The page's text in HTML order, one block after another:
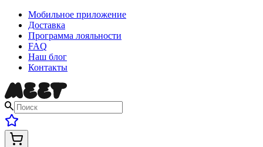
Мобильное приложение
Доставка
Программа лояльности
FAQ
Наш блог
Контакты